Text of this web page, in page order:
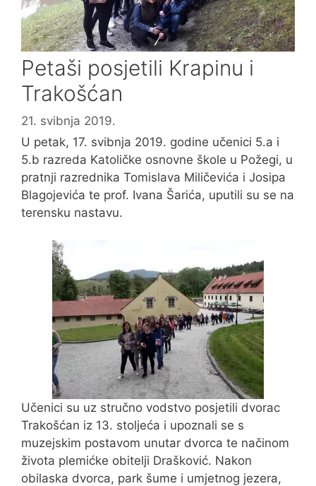
Petaši posjetili Krapinu i
Trakošćan
21. svibnja 2019.
U petak, 17. svibnja 2019. godine učenici 5.a i
5.b razreda Katoličke osnovne škole u Požegi, u
pratnji razrednika Tomislava Miličevića i Josipa
Blagojevića te prof. Ivana Šarića, uputili su se na
terensku nastavu.
Učenici su uz stručno vodstvo posjetili dvorac
Trakošćan iz 13. stoljeća i upoznali se s
muzejskim postavom unutar dvorca te načinom
života plemićke obitelji Drašković. Nakon
obilaska dvorca, park šume i umjetnog jezera,